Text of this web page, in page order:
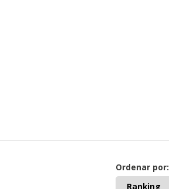
Ordenar por: